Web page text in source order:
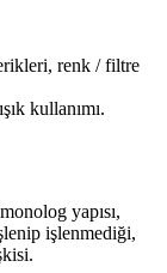
renk / filtre
kullanımı.
yapısı,
işlenmediği,